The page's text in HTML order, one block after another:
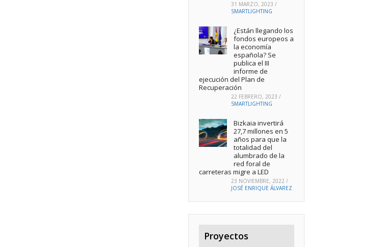
31 MARZO, 2023 /
SMARTLIGHTING
¿Están llegando los
fondos europeos a
la economía
española? Se
publica el III
informe de
ejecución del Plan de
Recuperación
22 FEBRERO, 2023 /
SMARTLIGHTING
Bizkaia invertirá
27,7 millones en 5
años para que la
totalidad del
alumbrado de la
red foral de
carreteras migre a LED
23 NOVIEMBRE, 2022 /
JOSÉ ENRIQUE ÁLVAREZ
Proyectos